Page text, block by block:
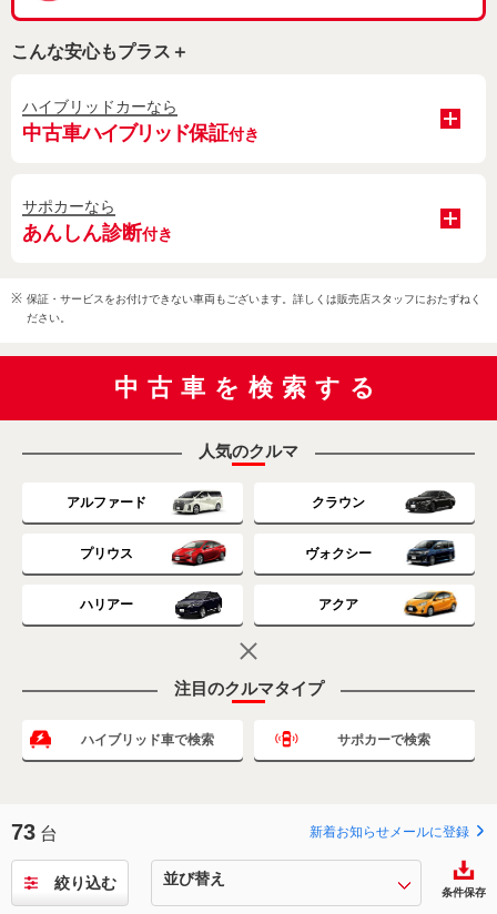
こんな安心もプラス＋
ハイブリッドカーなら
中古車ハイブリッド保証付き
サポカーなら
あんしん診断付き
保証・サービスをお付けできない車両もございます。詳しくは販売店スタッフにおたずねく
ださい。
中古車を検索する
人気のクルマ
アルファード クラウン
プリウス ヴォクシー
ハリアー アクア
注目のクルマタイプ
ハイブリッド車で検索 サポカーで検索
73 台 新着お知らせメールに登録
絞り込む
条件保存